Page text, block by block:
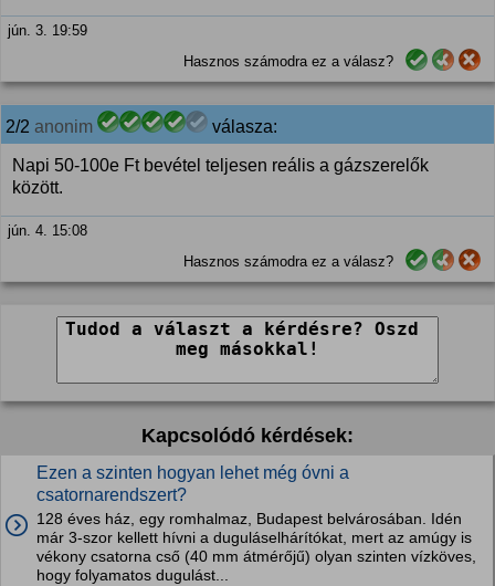
jún. 3. 19:59
Hasznos számodra ez a válasz?
2/2 anonim válasza:
Napi 50-100e Ft bevétel teljesen reális a gázszerelők
között.
jún. 4. 15:08
Hasznos számodra ez a válasz?
Kapcsolódó kérdések:
Ezen a szinten hogyan lehet még óvni a
csatornarendszert?
128 éves ház, egy romhalmaz, Budapest belvárosában. Idén
már 3-szor kellett hívni a duguláselhárítókat, mert az amúgy is
vékony csatorna cső (40 mm átmérőjű) olyan szinten vízköves,
hogy folyamatos dugulást...